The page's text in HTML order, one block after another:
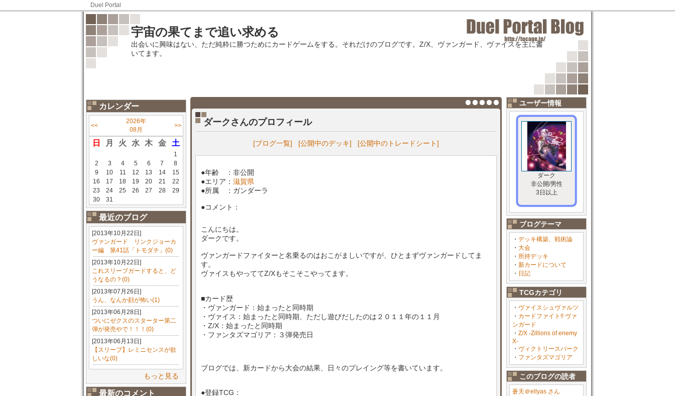
Duel Portal
宇宙の果てまで追い求める
出会いに興味はない、ただ純粋に勝つためにカードゲームをする。それだけのブログです。Z/X、ヴァンガード、ヴァイスを主に書
いてます。
カレンダー
<<
2026年
08月
>>
日 月 火 水 木 金 土
1
2
3 4 5 6 7
8
9
10 11 12 13 14
15
16
17 18 19 20 21
22
23
24 25 26 27 28
29
30
31
最近のブログ
[2013年10月22日]
ヴァンガード リンクジョーカ
ー編 第41話「トモダチ」(0)
[2013年10月22日]
これスリーブガードすると、ど
うなるの？(0)
[2013年07月26日]
うん、なんか顔が怖い(1)
[2013年06月28日]
ついにゼクスのスターター第二
弾が発売やで！！！(0)
[2013年06月13日]
【スリーブ】レミニセンスが欲
しいな(0)
もっと見る
最新のコメント
ユーザー情報
ダーク
非公開/男性
3日以上
ブログテーマ
・ デッキ構築、戦術論
・ 大会
・ 所持デッキ
・ 新カードについて
・ 日記
TCGカテゴリ
・ ヴァイスシュヴァルツ
・ カードファイト!! ヴァ
ンガード
・ Z/X -Zillions of enemy
X-
・ ヴィクトリースパーク
・ ファンタズマゴリア
このブログの読者
蒼天＠ellyas さん
ダークさんのプロフィール
[ブログ一覧] [公開中のデッキ] [公開中のトレードシート]
●年齢 ：非公開
●エリア： 滋賀県
●所属 ：ガンダーラ
●コメント：
こんにちは。
ダークです。
ヴァンガードファイターと名乗るのはおこがましいですが、ひとまずヴァンガードしてま
す。
ヴァイスもやっててZ/Xもそこそこやってます。
■カード歴
・ヴァンガード：始まったと同時期
・ヴァイス：始まったと同時期、ただし遊びだしたのは２０１１年の１１月
・Z/X：始まったと同時期
・ファンタズマゴリア：３弾発売日
ブログでは、新カードから大会の結果、日々のプレイング等を書いています。
●登録TCG：